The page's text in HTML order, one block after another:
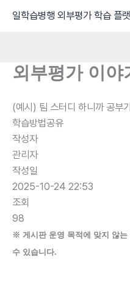
일학습병행 외부평가 학습 플
외부평가 이야
(예시) 팀 스터디 하니까 공부
학습방법공유
작성자
관리자
작성일
2025-10-24 22:53
조회
98
※ 게시판 운영 목적에 맞지 않는
수 있습니다.